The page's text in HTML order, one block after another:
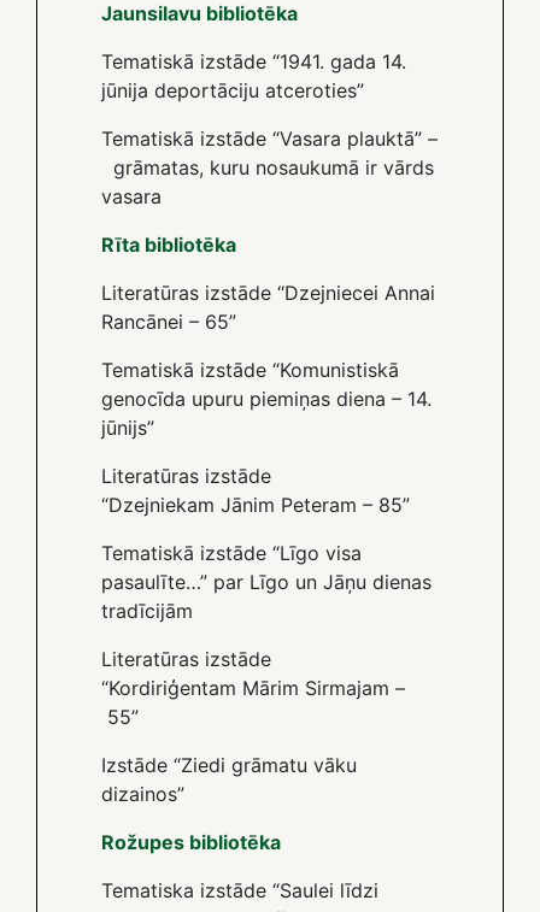
Jaunsilavu bibliotēka
Tematiskā izstāde “1941. gada 14.
jūnija deportāciju atceroties”
Tematiskā izstāde “Vasara plauktā” –
grāmatas, kuru nosaukumā ir vārds
vasara
Rīta bibliotēka
Literatūras izstāde “Dzejniecei Annai
Rancānei – 65”
Tematiskā izstāde “Komunistiskā
genocīda upuru piemiņas diena – 14.
jūnijs”
Literatūras izstāde
“Dzejniekam Jānim Peteram – 85”
Tematiskā izstāde “Līgo visa
pasaulīte…” par Līgo un Jāņu dienas
tradīcijām
Literatūras izstāde
“Kordiriģentam Mārim Sirmajam –
55”
Izstāde “Ziedi grāmatu vāku
dizainos”
Rožupes bibliotēka
Tematiska izstāde “Saulei līdzi